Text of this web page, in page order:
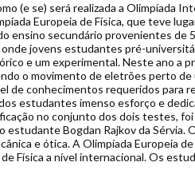
(e se) será realizada a Olimpíada
Europeia de Física, que teve
ensino secundário provenientes de
jovens estudantes pré-
e um experimental. Neste ano a
o movimento de eletrões perto
de conhecimentos requeridos para
estudantes imenso esforço e
no conjunto dos dois testes,
estudante Bogdan Rajkov da
e ótica. A Olimpíada Europeia
Física a nível internacional. Os